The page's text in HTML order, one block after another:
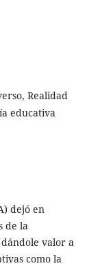
Realidad
educativa
dejó en
de la
valor a
como la